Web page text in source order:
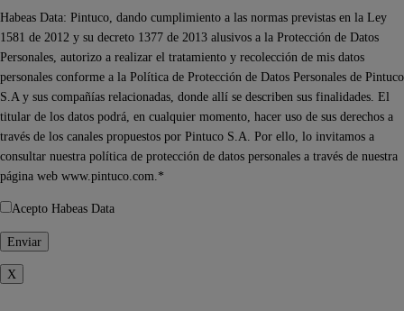
Habeas Data: Pintuco, dando cumplimiento a las normas previstas en la Ley
1581 de 2012 y su decreto 1377 de 2013 alusivos a la Protección de Datos
Personales, autorizo a realizar el tratamiento y recolección de mis datos
personales conforme a la Política de Protección de Datos Personales de Pintuco
S.A y sus compañías relacionadas, donde allí se describen sus finalidades. El
titular de los datos podrá, en cualquier momento, hacer uso de sus derechos a
través de los canales propuestos por Pintuco S.A. Por ello, lo invitamos a
consultar nuestra política de protección de datos personales a través de nuestra
página web www.pintuco.com.*
Acepto Habeas Data
X